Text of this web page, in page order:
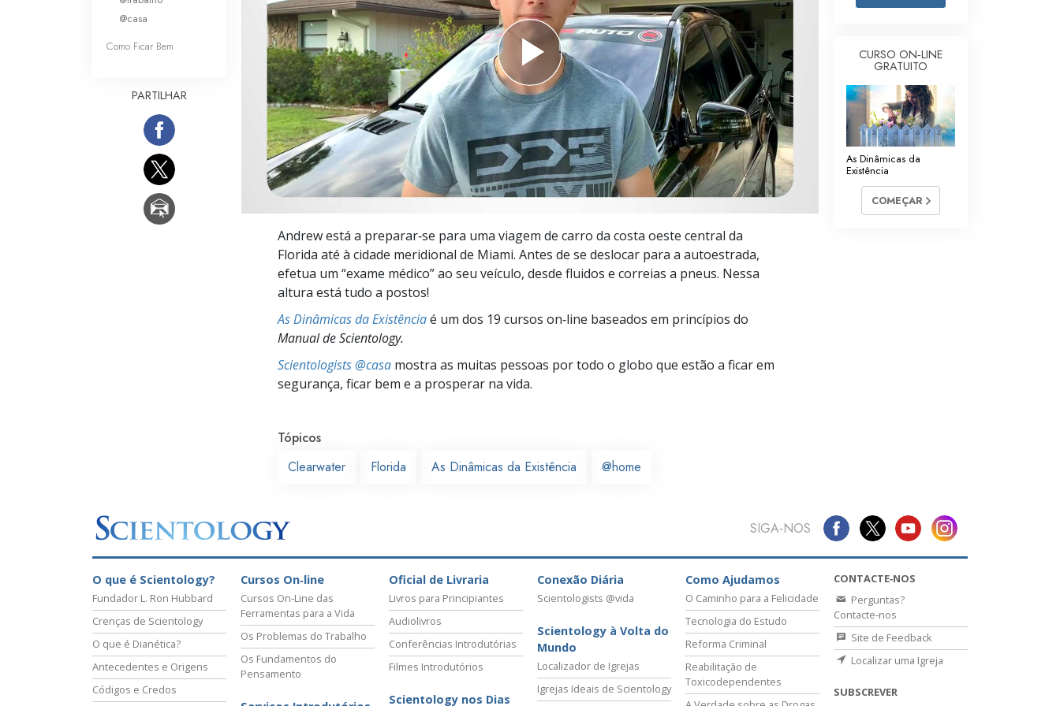
O que é a Grandeza?
Respostas às Drogas
Crianças
Ferramentas para o Local do Trabalho
Ética e as Condições
A Causa da Supressão
Investigações
Bases da Organização
Andrew está a preparar‑se para uma viagem de carro da costa oeste central da
Florida até à cidade meridional de Miami. Antes de se deslocar para a autoestrada,
efetua um “exame médico” ao seu veículo, desde fluidos e correias a pneus. Nessa
altura está tudo a postos!
As Dinâmicas da Existênciaé um dos 19 cursos on‑line baseados em princípios do
Manual de Scientology.
Scientologists @casa mostra as muitas pessoas por todo o globo que estão a ficar em
segurança, ficar bem e a prosperar na vida.
Tópicos
Clearwater
Florida As Dinâmicas da Existência @home
@casa
Como Ficar Bem
PARTILHAR
CURSO ON‑LINE
GRATUITO
As Dinâmicas da
Existência
COMEÇAR
SIGA‑NOS
O que é Scientology?
Fundador L. Ron Hubbard
Crenças de Scientology
O que é Dianética?
Antecedentes e Origens
Códigos e Credos
Cursos On‑line
Cursos On‑Line das
Ferramentas para a Vida
Os Problemas do Trabalho
Os Fundamentos do
Pensamento
Oficial de Livraria
Livros para Principiantes
Audiolivros
Conferências Introdutórias
Filmes Introdutórios
Scientology nos Dias
Conexão Diária
Scientologists @vida
Scientology à Volta do
Mundo
Localizador de Igrejas
Igrejas Ideais de Scientology
Como Ajudamos
O Caminho para a Felicidade
Tecnologia do Estudo
Reforma Criminal
Reabilitação de
Toxicodependentes
CONTACTE‑NOS
Perguntas?
Contacte‑nos
Site de Feedback
Localizar uma Igreja
SUBSCREVER